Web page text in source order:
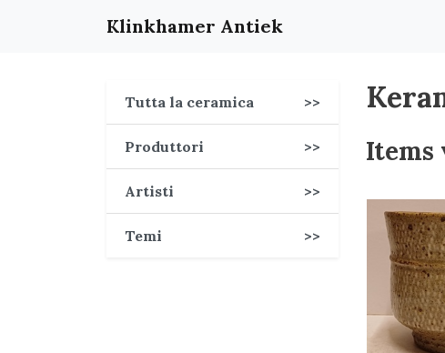
Klinkhamer Antiek
Tutta la ceramica >>
Produttori >>
Artisti >>
Temi >>
Items